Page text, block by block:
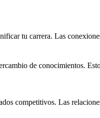
tu carrera. Las
de conocimientos.
competitivos. Las